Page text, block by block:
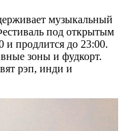
музыкальный
под открытым
и продлится до 23:00.
зоны и фудкорт.
рэп, инди и